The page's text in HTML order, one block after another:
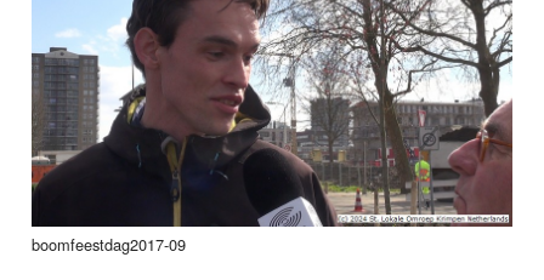
boomfeestdag2017-09